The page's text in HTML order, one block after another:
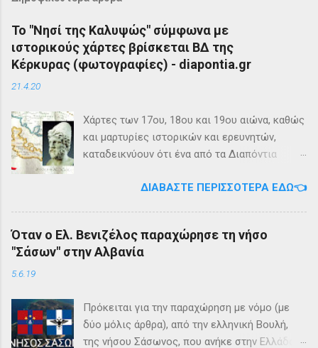
Το "Νησί της Καλυψώς" σύμφωνα με
ιστορικούς χάρτες βρίσκεται ΒΔ της
Κέρκυρας (φωτογραφίες) - diapontia.gr
21.4.20
Χάρτες των 17ου, 18ου και 19ου αιώνα, καθώς
και μαρτυρίες ιστορικών και ερευνητών,
καταδεικνύουν ότι ένα από τα Διαπόντια
γνωστό με την ονομασία Ωγυγία ή «Νησί της
τη τοπική μυθιστορία των Διαποντίων Νήσων
που αναφέρει ότι κατά την αρχαιότητα οι
μεγάλη σπηλιά. Σπηλιά Καλυψώς - Οθωνοί Η
θέση της Σπηλιάς της Καλυψώς, νοτιοδυτικοί
Οθωνοι Σύμφωνα με το μύθο, ο Οδυσσέας
ΔΙΑΒΆΣΤΕ ΠΕΡΙΣΣΌΤΕΡΑ ΕΔΏ👈
Όταν ο Ελ. Βενιζέλος παραχώρησε τη νήσο
"Σάσων" στην Αλβανία
5.6.19
Πρόκειται για την παραχώρηση με νόμο (με
δύο μόλις άρθρα), από την ελληνική Βουλή,
της νήσου Σάσωνος, που ανήκε στην Ελλάδα